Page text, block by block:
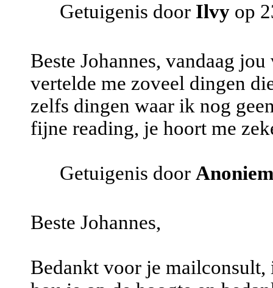
Getuigenis door Ilvy op
Beste Johannes, vandaag
vertelde me zoveel dingen
zelfs dingen waar ik nog
fijne reading, je hoort me
Getuigenis door
Beste Johannes,
Bedankt voor je